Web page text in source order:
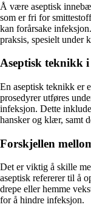
Å være aseptisk
som er fri for
kan forårsake
praksis, spesielt under
Aseptisk teknikk
En aseptisk teknikk er
prosedyrer utføres
infeksjon. Dette
hansker og klær, samt
Forskjellen
Det er viktig å skille
aseptisk refererer til å
drepe eller hemme
for å hindre infeksjon.